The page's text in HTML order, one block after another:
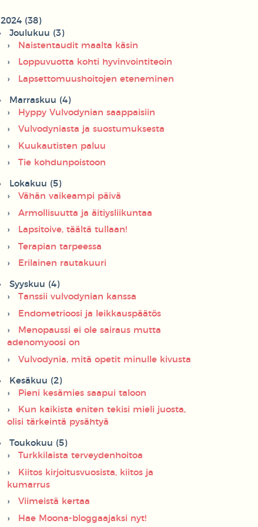
2024 (38)
Joulukuu (3)
Naistentaudit maalta käsin
Loppuvuotta kohti hyvinvointiteoin
Lapsettomuushoitojen eteneminen
Marraskuu (4)
Hyppy Vulvodynian saappaisiin
Vulvodyniasta ja suostumuksesta
Kuukautisten paluu
Tie kohdunpoistoon
Lokakuu (5)
Vähän vaikeampi päivä
Armollisuutta ja äitiysliikuntaa
Lapsitoive, täältä tullaan!
Terapian tarpeessa
Erilainen rautakuuri
Syyskuu (4)
Tanssii vulvodynian kanssa
Endometrioosi ja leikkauspäätös
Menopaussi ei ole sairaus mutta
adenomyoosi on
Vulvodynia, mitä opetit minulle kivusta
Kesäkuu (2)
Pieni kesämies saapui taloon
Kun kaikista eniten tekisi mieli juosta,
olisi tärkeintä pysähtyä
Toukokuu (5)
Turkkilaista terveydenhoitoa
Kiitos kirjoitusvuosista, kiitos ja
kumarrus
Viimeistä kertaa
Hae Moona-bloggaajaksi nyt!